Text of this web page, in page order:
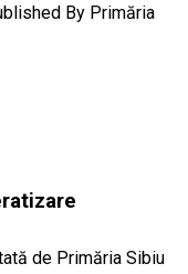
By Primăria
de Primăria Sibiu